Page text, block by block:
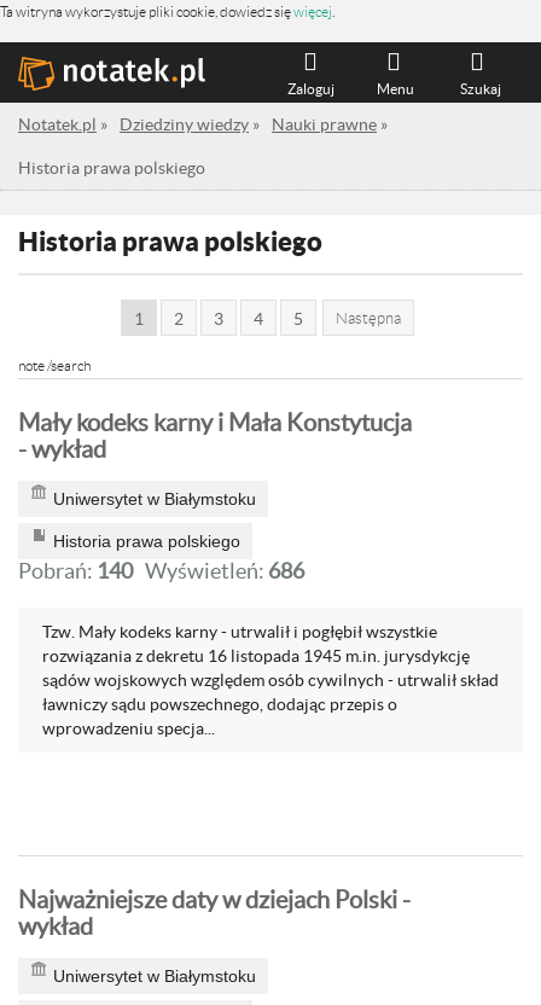
Ta witryna wykorzystuje pliki cookie, dowiedz sięwięcej
Szukaj
Menu
Zaloguj
Notatek.pl » Dziedziny wiedzy » Nauki prawne »
Historia prawa polskiego
Historia prawa polskiego
1 2 3 4 5 Następna
note /search
Mały kodeks karny i Mała Konstytucja
- wykład
Uniwersytet w Białymstoku
Historia prawa polskiego
Pobrań: 140 Wyświetleń: 686
Tzw. Mały kodeks karny - utrwalił i pogłębił wszystkie
rozwiązania z dekretu 16 listopada 1945 m.in. jurysdykcję
sądów wojskowych względem osób cywilnych - utrwalił skład
ławniczy sądu powszechnego, dodając przepis o
wprowadzeniu specja...
Najważniejsze daty w dziejach Polski -
wykład
Uniwersytet w Białymstoku